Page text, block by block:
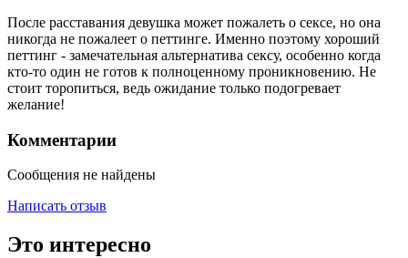
После расставания девушка может пожалеть о сексе, но она
никогда не пожалеет о петтинге. Именно поэтому хороший
петтинг - замечательная альтернатива сексу, особенно когда
кто-то один не готов к полноценному проникновению. Не
стоит торопиться, ведь ожидание только подогревает
желание!
Комментарии
Сообщения не найдены
Написать отзыв
Это интересно